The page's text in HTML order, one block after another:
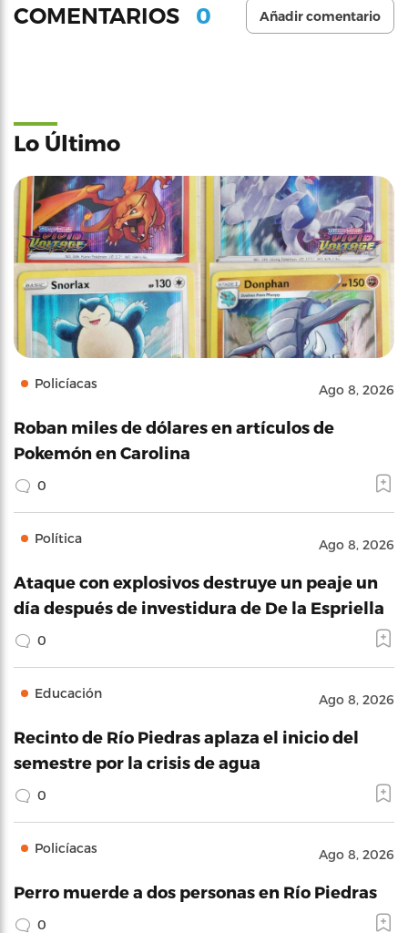
COMENTARIOS 0 Añadir comentario
Lo Último
Policíacas Ago 8, 2026
Roban miles de dólares en artículos de
Pokemón en Carolina
0
Política Ago 8, 2026
Ataque con explosivos destruye un peaje un
día después de investidura de De la Espriella
0
Educación Ago 8, 2026
Recinto de Río Piedras aplaza el inicio del
semestre por la crisis de agua
0
Policíacas Ago 8, 2026
Perro muerde a dos personas en Río Piedras
0